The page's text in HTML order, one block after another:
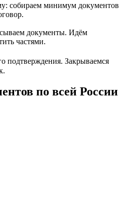
собираем минимум документов
документы. Идём
частями.
подтверждения. Закрываемся
по всей России